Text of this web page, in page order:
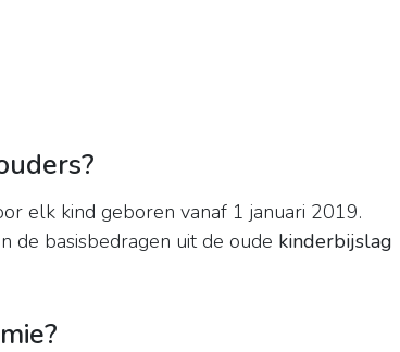
elk kind geboren vanaf 1 januari 2019.
de basisbedragen uit de oude kinderbijslag